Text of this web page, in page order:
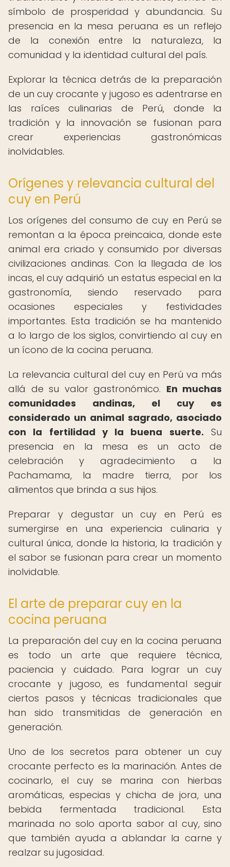
símbolo de prosperidad y abundancia. Su
presencia en la mesa peruana es un reflejo
de la conexión entre la naturaleza, la
comunidad y la identidad cultural del país.
Explorar la técnica detrás de la preparación
de un cuy crocante y jugoso es adentrarse en
las raíces culinarias de Perú, donde la
tradición y la innovación se fusionan para
crear experiencias gastronómicas
inolvidables.
Orígenes y relevancia cultural del
cuy en Perú
Los orígenes del consumo de cuy en Perú se
remontan a la época preincaica, donde este
animal era criado y consumido por diversas
civilizaciones andinas. Con la llegada de los
incas, el cuy adquirió un estatus especial en la
gastronomía, siendo reservado para
ocasiones especiales y festividades
importantes. Esta tradición se ha mantenido
a lo largo de los siglos, convirtiendo al cuy en
un ícono de la cocina peruana.
La relevancia cultural del cuy en Perú va más
allá de su valor gastronómico. En muchas
comunidades andinas, el cuy es
considerado un animal sagrado, asociado
con la fertilidad y la buena suerte. Su
presencia en la mesa es un acto de
celebración y agradecimiento a la
Pachamama, la madre tierra, por los
alimentos que brinda a sus hijos.
Preparar y degustar un cuy en Perú es
sumergirse en una experiencia culinaria y
cultural única, donde la historia, la tradición y
el sabor se fusionan para crear un momento
inolvidable.
El arte de preparar cuy en la
cocina peruana
La preparación del cuy en la cocina peruana
es todo un arte que requiere técnica,
paciencia y cuidado. Para lograr un cuy
crocante y jugoso, es fundamental seguir
ciertos pasos y técnicas tradicionales que
han sido transmitidas de generación en
generación.
Uno de los secretos para obtener un cuy
crocante perfecto es la marinación. Antes de
cocinarlo, el cuy se marina con hierbas
aromáticas, especias y chicha de jora, una
bebida fermentada tradicional. Esta
marinada no solo aporta sabor al cuy, sino
que también ayuda a ablandar la carne y
realzar su jugosidad.